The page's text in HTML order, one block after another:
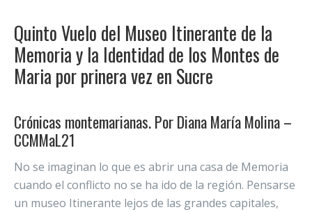
Quinto Vuelo del Museo Itinerante de la
Memoria y la Identidad de los Montes de
Maria por prinera vez en Sucre
Crónicas montemarianas. Por Diana María Molina –
CCMMaL21
No se imaginan lo que es abrir una casa de Memoria
cuando el conflicto no se ha ido de la región. Pensarse
un museo Itinerante lejos de las grandes capitales,